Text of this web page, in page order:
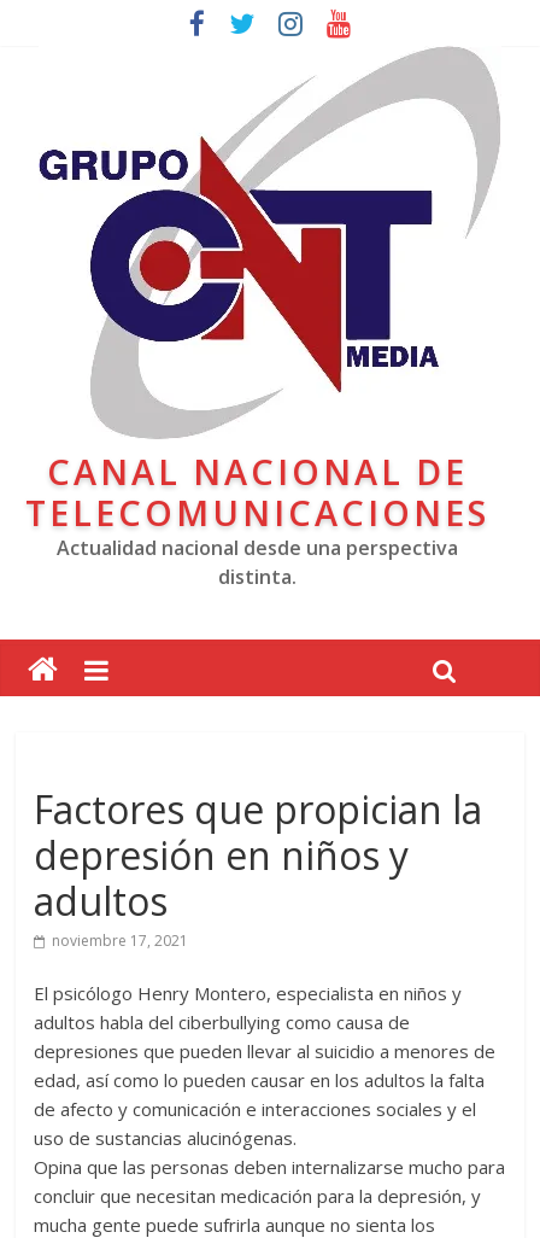
CANAL NACIONAL DE
TELECOMUNICACIONES
Actualidad nacional desde una perspectiva
distinta.
Factores que propician la
depresión en niños y
adultos
noviembre 17, 2021
El psicólogo Henry Montero, especialista en niños y
adultos habla del ciberbullying como causa de
depresiones que pueden llevar al suicidio a menores de
edad, así como lo pueden causar en los adultos la falta
de afecto y comunicación e interacciones sociales y el
uso de sustancias alucinógenas.
Opina que las personas deben internalizarse mucho para
concluir que necesitan medicación para la depresión, y
mucha gente puede sufrirla aunque no sienta los